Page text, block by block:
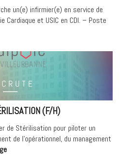
un(e) infirmier(e) en service de
Cardiaque et USIC en CDI. – Poste
Chirurgie
»
(F/H)
de Stérilisation pour piloter un
de l’opérationnel, du management
« Manager